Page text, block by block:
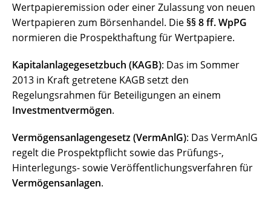
Wertpapieremission oder einer Zulassung von neuen
Wertpapieren zum Börsenhandel. Die §§ 8 ff. WpPG
normieren die Prospekthaftung für Wertpapiere.
Kapitalanlagegesetzbuch (KAGB): Das im Sommer
2013 in Kraft getretene KAGB setzt den
Regelungsrahmen für Beteiligungen an einem
Investmentvermögen.
Vermögensanlagengesetz (VermAnlG): Das VermAnlG
regelt die Prospektpflicht sowie das Prüfungs-,
Hinterlegungs- sowie Veröffentlichungsverfahren für
Vermögensanlagen.